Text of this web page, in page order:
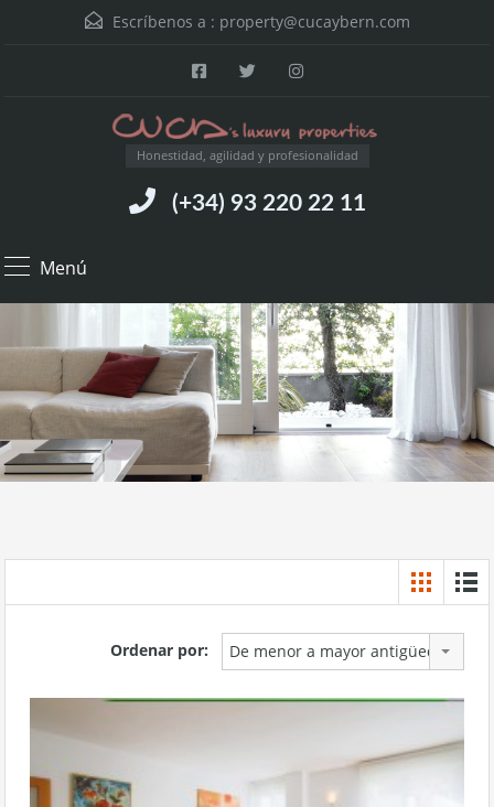
Escríbenos a : property@cucaybern.com
Honestidad, agilidad y profesionalidad
(+34) 93 220 22 11
Menú
Ordenar por: De menor a mayor antigüedad